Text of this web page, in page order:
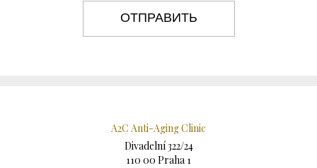
ОТПРАВИТЬ
A2C Anti-Aging Clinic
Divadelní 322/24
110 00 Praha 1